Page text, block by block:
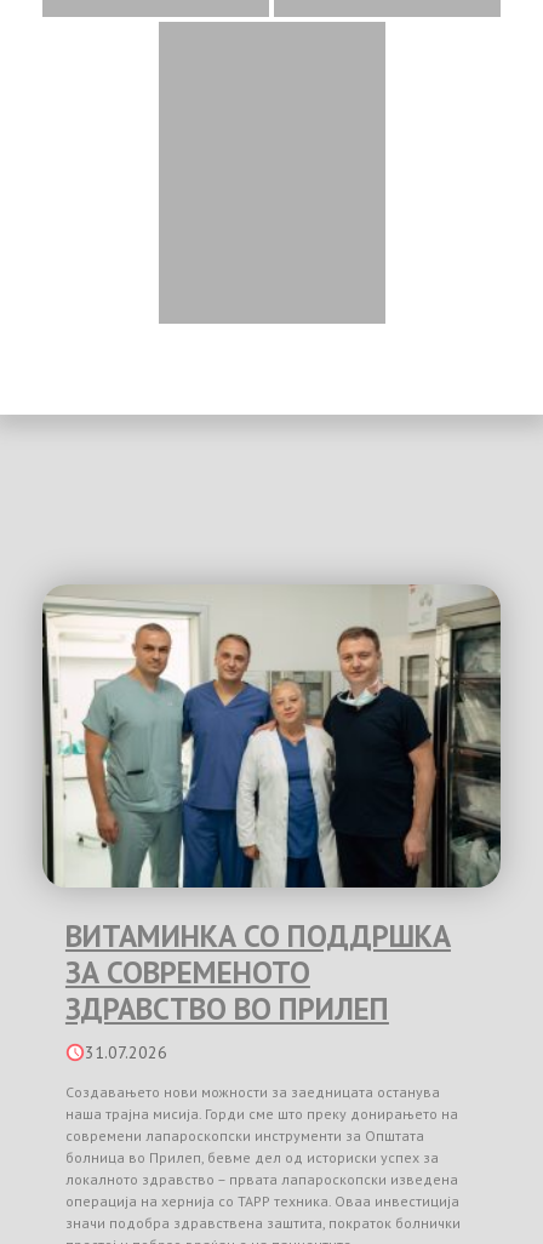
ВИТАМИНКА СО ПОДДРШКА
ЗА СОВРЕМЕНОТО
ЗДРАВСТВО ВО ПРИЛЕП
31.07.2026
Создавањето нови можности за заедницата останува
наша трајна мисија. Горди сме што преку донирањето на
современи лапароскопски инструменти за Општата
болница во Прилеп, бевме дел од историски успех за
локалното здравство – првата лапароскопски изведена
операција на хернија со TAPP техника. Оваа инвестиција
значи подобра здравствена заштита, пократок болнички